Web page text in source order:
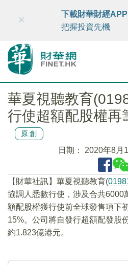
財華智庫網 FINTV
×
下載財華財經APP
把握投資先機
華夏視聽教育
行使超額配股權再
原創
日期： 2020年8月
【財華社訊】華夏視聽教育(
協調人悉數行使，涉及合共6000
額配股權獲行使前全球發售項下
15%。公司將自發行超額配發股
約1.823億港元。